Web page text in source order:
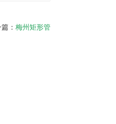
： 梅州矩形管